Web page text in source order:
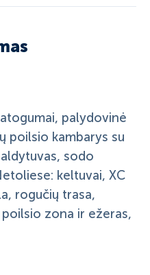
palydovinė
poilsio kambarys su
sodo
keltuvai, XC
rogučių trasa,
zona ir ežeras,